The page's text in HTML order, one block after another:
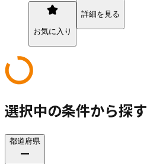
お気に入り
詳細を見る
選択中の条件から探す
都道府県